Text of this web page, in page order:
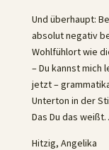
Und überhaupt:
absolut negativ
Wohlfühlort wie
– Du kannst mich
jetzt –
Unterton in der
Das Du das
Hitzig, Angelika